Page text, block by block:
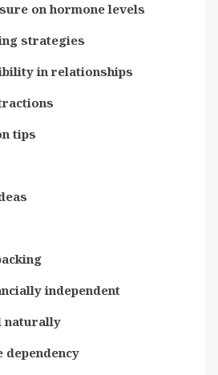
on hormone levels
strategies
in relationships
tips
independent
naturally
dependency